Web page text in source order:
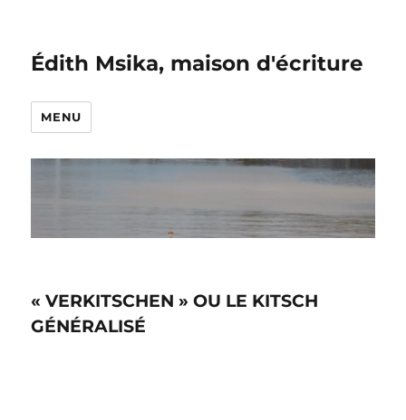
Édith Msika, maison d'écriture
MENU
« VERKITSCHEN » OU LE KITSCH
GÉNÉRALISÉ